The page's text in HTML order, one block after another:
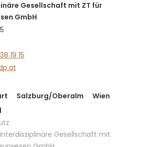
Gesellschaft mit ZT für
GmbH
19 15
Salzburg/Oberalm
Wien
Gesellschaft mit